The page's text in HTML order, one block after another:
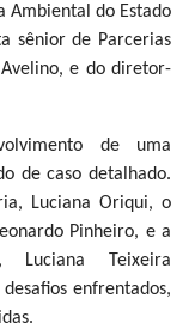
Ambiental do Estado
sênior de Parcerias
e do diretor-
de uma
de caso detalhado.
Luciana Oriqui, o
Pinheiro, e a
Luciana Teixeira
enfrentados,